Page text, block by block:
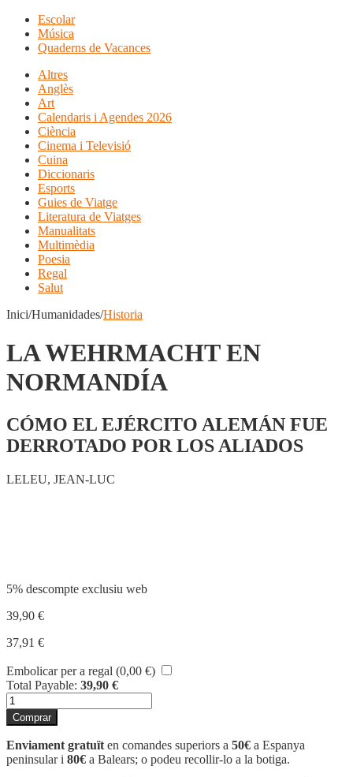
Escolar
Música
Quaderns de Vacances
Altres
Anglès
Art
Calendaris i Agendes 2026
Ciència
Cinema i Televisió
Cuina
Diccionaris
Esports
Guies de Viatge
Literatura de Viatges
Manualitats
Multimèdia
Poesia
Regal
Salut
Inici/Humanidades/Historia
LA WEHRMACHT EN
NORMANDÍA
CÓMO EL EJÉRCITO ALEMÁN FUE
DERROTADO POR LOS ALIADOS
LELEU, JEAN-LUC
5% descompte exclusiu web
39,90 €
37,91 €
Embolicar per a regal (0,00 €)
Total Payable: 39,90 €
quantitat
de
LA
WEHRMACHT
EN
NORMANDÍA
Comprar
Enviament gratuït en comandes superiors a 50€ a Espanya
peninsular i 80€ a Balears; o podeu recollir-lo a la botiga.